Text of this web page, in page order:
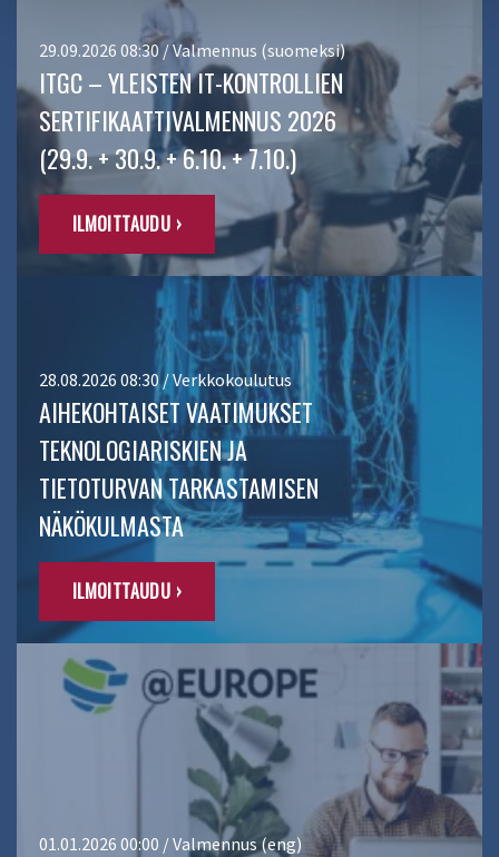
29.09.2026 08:30 / Valmennus (suomeksi)
ITGC – YLEISTEN IT-KONTROLLIEN
SERTIFIKAATTIVALMENNUS 2026
(29.9. + 30.9. + 6.10. + 7.10.)
ILMOITTAUDU ›
28.08.2026 08:30 / Verkkokoulutus
AIHEKOHTAISET VAATIMUKSET
TEKNOLOGIARISKIEN JA
TIETOTURVAN TARKASTAMISEN
NÄKÖKULMASTA
ILMOITTAUDU ›
01.01.2026 00:00 / Valmennus (eng)